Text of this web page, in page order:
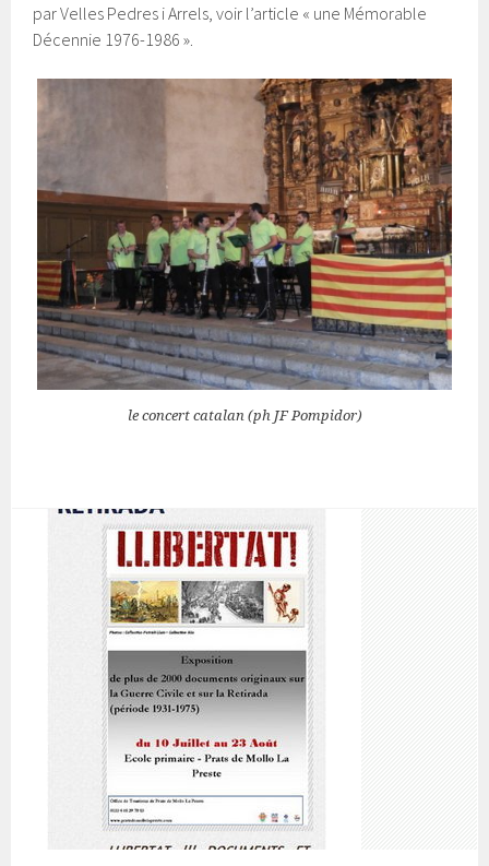
par Velles Pedres i Arrels, voir l’article « une Mémorable
Décennie 1976-1986 ».
le concert catalan (ph JF Pompidor)